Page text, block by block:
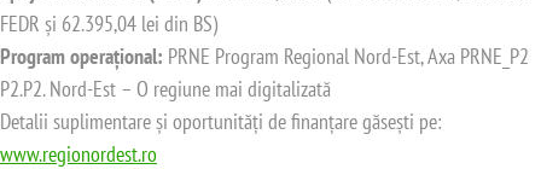
FEDR și 62.395,04 lei din BS)
Program operațional: PRNE Program Regional Nord-Est, Axa PRNE_P2
P2.P2. Nord-Est – O regiune mai digitalizată
Detalii suplimentare și oportunități de finanțare găsești pe:
www.regionordest.ro